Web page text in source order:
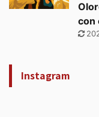
con
Instagram